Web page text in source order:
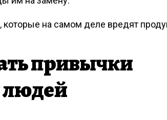
привычки